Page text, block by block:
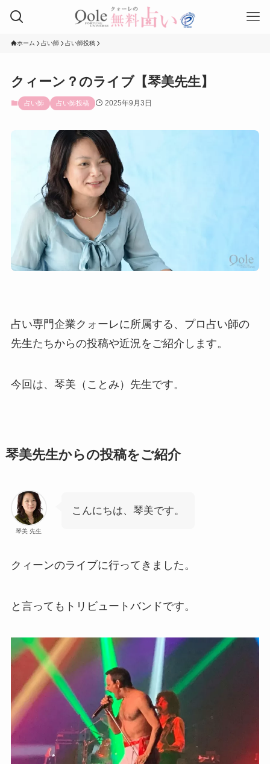
ホーム 占い師 占い師投稿
クィーン？のライブ【琴美先生】
占い師 占い師投稿 2025年9月3日
占い専門企業クォーレに所属する、プロ占い師の
先生たちからの投稿や近況をご紹介します。
今回は、琴美（ことみ）先生です。
琴美先生からの投稿をご紹介
琴美 先生
こんにちは、琴美です。
クィーンのライブに行ってきました。
と言ってもトリビュートバンドです。